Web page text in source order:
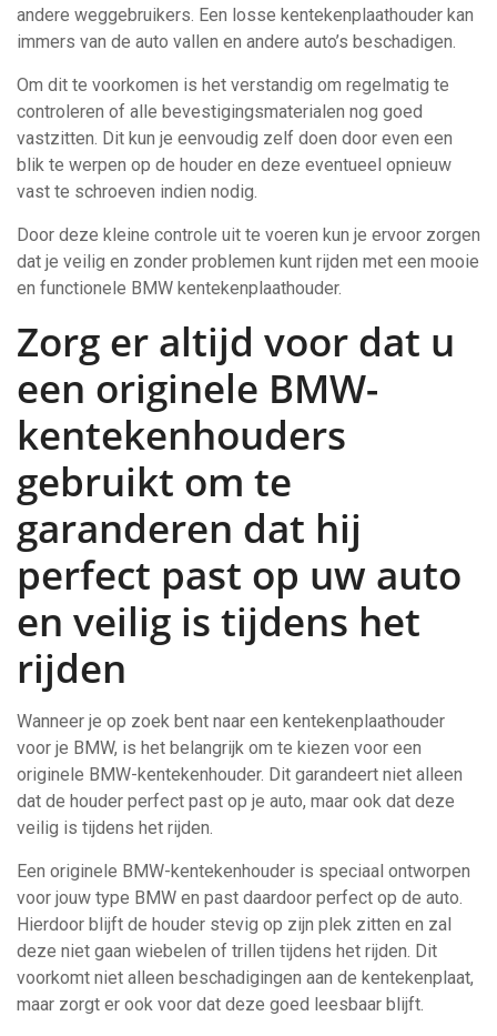
andere weggebruikers. Een losse kentekenplaathouder kan
immers van de auto vallen en andere auto’s beschadigen.
Om dit te voorkomen is het verstandig om regelmatig te
controleren of alle bevestigingsmaterialen nog goed
vastzitten. Dit kun je eenvoudig zelf doen door even een
blik te werpen op de houder en deze eventueel opnieuw
vast te schroeven indien nodig.
Door deze kleine controle uit te voeren kun je ervoor zorgen
dat je veilig en zonder problemen kunt rijden met een mooie
en functionele BMW kentekenplaathouder.
Zorg er altijd voor dat u
een originele BMW-
kentekenhouders
gebruikt om te
garanderen dat hij
perfect past op uw auto
en veilig is tijdens het
rijden
Wanneer je op zoek bent naar een kentekenplaathouder
voor je BMW, is het belangrijk om te kiezen voor een
originele BMW-kentekenhouder. Dit garandeert niet alleen
dat de houder perfect past op je auto, maar ook dat deze
veilig is tijdens het rijden.
Een originele BMW-kentekenhouder is speciaal ontworpen
voor jouw type BMW en past daardoor perfect op de auto.
Hierdoor blijft de houder stevig op zijn plek zitten en zal
deze niet gaan wiebelen of trillen tijdens het rijden. Dit
voorkomt niet alleen beschadigingen aan de kentekenplaat,
maar zorgt er ook voor dat deze goed leesbaar blijft.